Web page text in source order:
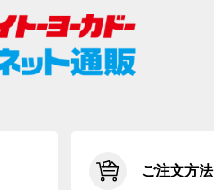
ご注文方法